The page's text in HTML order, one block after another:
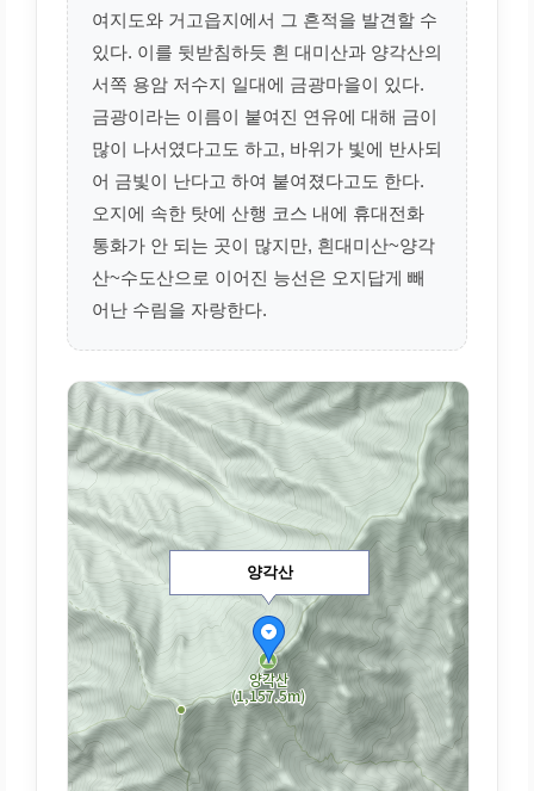
여지도와 거고읍지에서 그 흔적을 발견할 수
있다. 이를 뒷받침하듯 흰 대미산과 양각산의
서쪽 용암 저수지 일대에 금광마을이 있다.
금광이라는 이름이 붙여진 연유에 대해 금이
많이 나서였다고도 하고, 바위가 빛에 반사되
어 금빛이 난다고 하여 붙여졌다고도 한다.
오지에 속한 탓에 산행 코스 내에 휴대전화
통화가 안 되는 곳이 많지만, 흰대미산~양각
산~수도산으로 이어진 능선은 오지답게 빼
어난 수림을 자랑한다.
양각산